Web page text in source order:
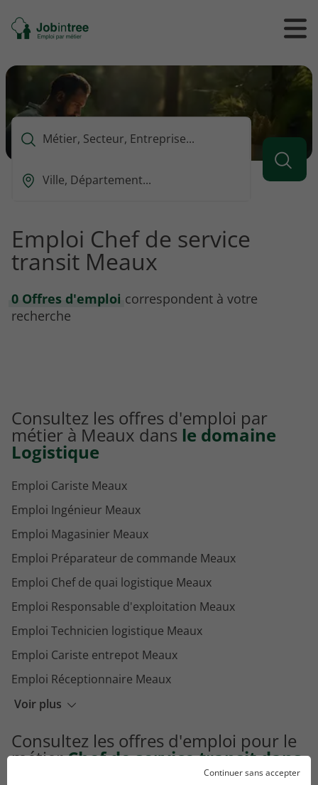
Se
rendre
l'accueil
Ouvrir
/
le
Que
vous
rechercher
Ou
vous
voulez
rechercher
Emploi Chef de service
transit Meaux
0 Offres d'emploi correspondent à votre
recherche
Consultez les offres d'emploi par
métier à Meaux dans le domaine
Logistique
Voir plus
Emploi Cariste Meaux
Emploi Ingénieur Meaux
Emploi Magasinier Meaux
Emploi Préparateur de commande Meaux
Emploi Chef de quai logistique Meaux
Emploi Responsable d'exploitation Meaux
Emploi Technicien logistique Meaux
Emploi Cariste entrepot Meaux
Emploi Réceptionnaire Meaux
Emploi Agent de planification Meaux
Emploi Superviseur logistique Meaux
Consultez les offres d'emploi pour le
métierChef de service transit dans
Continuer sans accepter